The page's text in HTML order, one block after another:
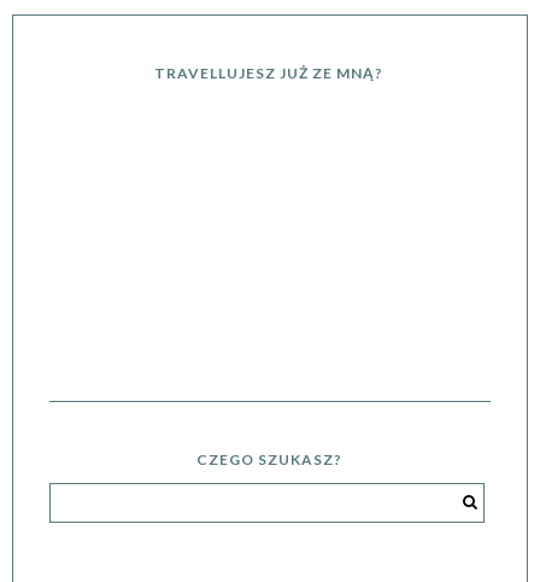
TRAVELLUJESZ JUŻ ZE MNĄ?
CZEGO SZUKASZ?